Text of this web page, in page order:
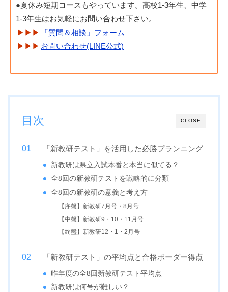
●夏休み短期コースもやっています。高校1-3年生、中学
1-3年生はお気軽にお問い合わせ下さい。
「質問＆相談」フォーム
お問い合わせ(LINE公式)
CLOSE
目次
「新教研テスト」を活用した必勝プランニング
新教研は県立入試本番と本当に似てる？
全8回の新教研テストを戦略的に分類
全8回の新教研の意義と考え方
【序盤】新教研7月号・8月号
【中盤】新教研9・10・11月号
【終盤】新教研12・1・2月号
「新教研テスト」の平均点と合格ボーダー得点
昨年度の全8回新教研テスト平均点
新教研は何号が難しい？